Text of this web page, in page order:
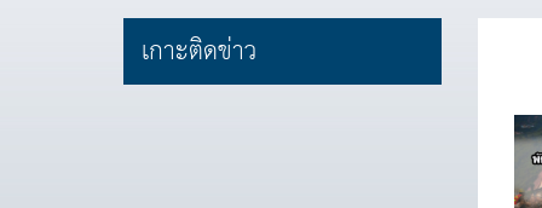
เกาะติดข่าว